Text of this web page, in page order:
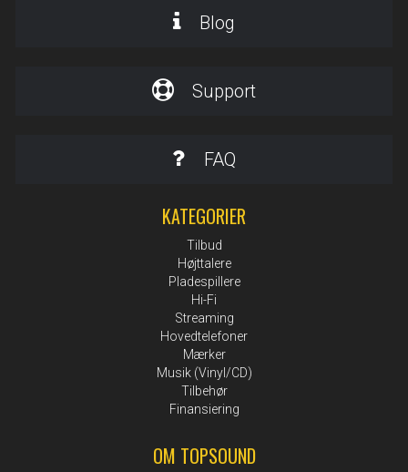
Blog
Support
FAQ
KATEGORIER
Tilbud
Højttalere
Pladespillere
Hi-Fi
Streaming
Hovedtelefoner
Mærker
Musik (Vinyl/CD)
Tilbehør
Finansiering
OM TOPSOUND